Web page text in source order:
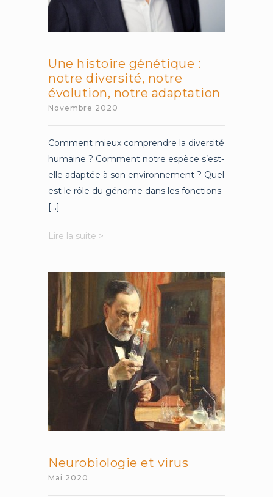
Une histoire génétique :
notre diversité, notre
évolution, notre adaptation
Novembre 2020
Comment mieux comprendre la diversité
humaine ? Comment notre espèce s’est-
elle adaptée à son environnement ? Quel
est le rôle du génome dans les fonctions
[...]
Lire la suite >
:
notre
diversité,
notre
évolution,
notre
adaptation
Neurobiologie et virus
Mai 2020